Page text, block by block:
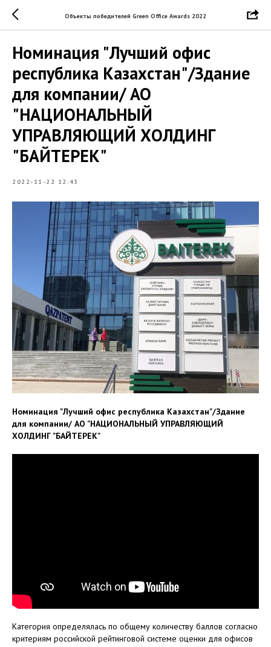
Объекты победителей Green Office Awards 2022
Номинация "Лучший офис
республика Казахстан"/Здание
для компании/ АО
"НАЦИОНАЛЬНЫЙ
УПРАВЛЯЮЩИЙ ХОЛДИНГ
"БАЙТЕРЕК"
2022-11-22 12:45
Номинация "Лучший офис республика Казахстан"/Здание
для компании/ АО "НАЦИОНАЛЬНЫЙ УПРАВЛЯЮЩИЙ
ХОЛДИНГ "БАЙТЕРЕК"
Категория определялась по общему количеству баллов согласно
критериям российской рейтинговой системе оценки для офисов